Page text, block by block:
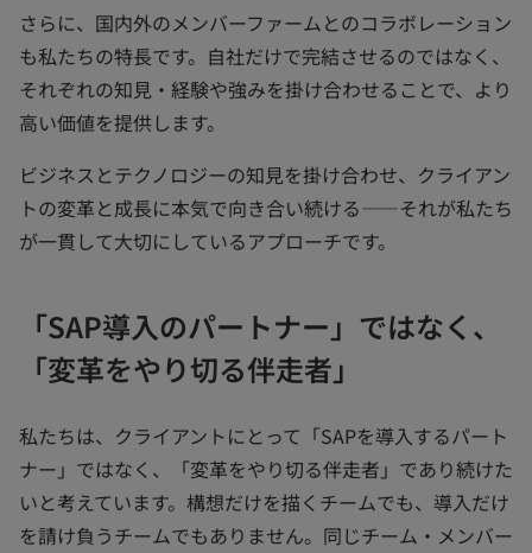
さらに、国内外のメンバーファームとのコラボレーション
も私たちの特長です。自社だけで完結させるのではなく、
それぞれの知見・経験や強みを掛け合わせることで、より
高い価値を提供します。
ビジネスとテクノロジーの知見を掛け合わせ、クライアン
トの変革と成長に本気で向き合い続ける——それが私たち
が一貫して大切にしているアプローチです。
「SAP導入のパートナー」ではなく、
「変革をやり切る伴走者」
私たちは、クライアントにとって「SAPを導入するパート
ナー」ではなく、「変革をやり切る伴走者」であり続けた
いと考えています。構想だけを描くチームでも、導入だけ
を請け負うチームでもありません。同じチーム・メンバー